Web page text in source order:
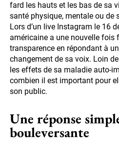
fard les hauts et les bas de sa
santé physique, mentale ou de
Lors d’un live Instagram le 16
américaine a une nouvelle fois
transparence en répondant à
changement de sa voix. Loin
les effets de sa maladie auto-
combien il est important pour
son public.
Une réponse
bouleversante